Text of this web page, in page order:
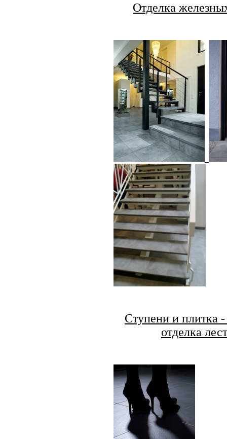
Отделка
Ступени и плитка
отделка